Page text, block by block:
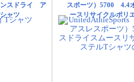
スドライ ア
ャツ
スポーツ）5700 4.4
ースリサイクルポリ